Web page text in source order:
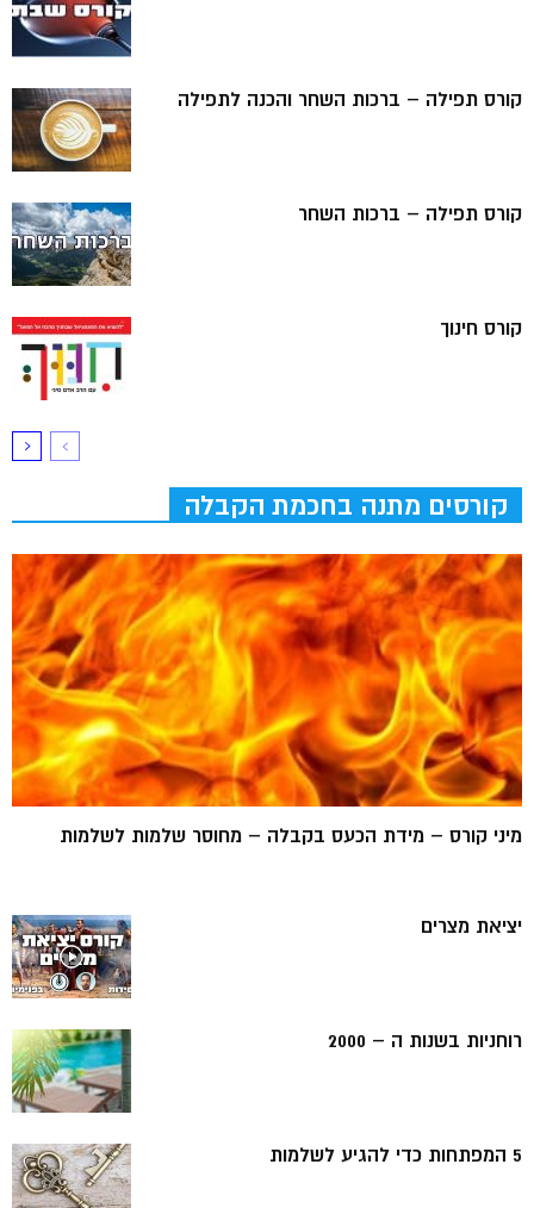
קורס תפילה – ברכות השחר והכנה לתפילה
קורס תפילה – ברכות השחר
קורס חינוך
קורסים מתנה בחכמת הקבלה
מיני קורס – מידת הכעס בקבלה – מחוסר שלמות לשלמות
יציאת מצרים
רוחניות בשנות ה – 2000
5 המפתחות כדי להגיע לשלמות